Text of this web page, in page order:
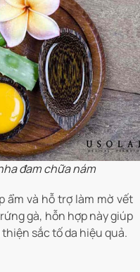
đam chữa nám
ẩm và hỗ trợ làm mờ vết
gà, hỗn hợp này giúp
sắc tố da hiệu quả.